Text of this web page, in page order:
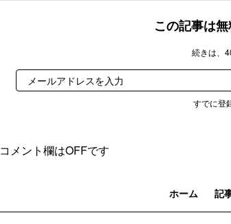
この記事は
続きは、
すでに登
コメント欄はOFFです
ホーム 記